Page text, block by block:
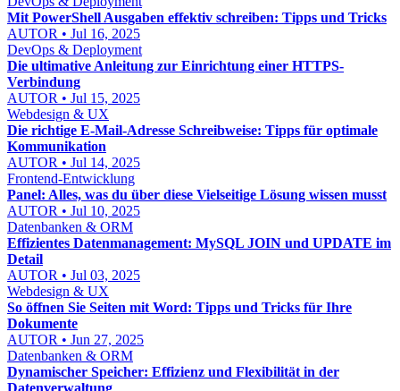
Mit PowerShell Ausgaben effektiv schreiben: Tipps und Tricks
AUTOR • Jul 16, 2025
DevOps & Deployment
Die ultimative Anleitung zur Einrichtung einer HTTPS-
Verbindung
AUTOR • Jul 15, 2025
Webdesign & UX
Die richtige E-Mail-Adresse Schreibweise: Tipps für optimale
Kommunikation
AUTOR • Jul 14, 2025
Frontend-Entwicklung
Panel: Alles, was du über diese Vielseitige Lösung wissen musst
AUTOR • Jul 10, 2025
Datenbanken & ORM
Effizientes Datenmanagement: MySQL JOIN und UPDATE im
Detail
AUTOR • Jul 03, 2025
Webdesign & UX
So öffnen Sie Seiten mit Word: Tipps und Tricks für Ihre
Dokumente
AUTOR • Jun 27, 2025
Datenbanken & ORM
Dynamischer Speicher: Effizienz und Flexibilität in der
Datenverwaltung